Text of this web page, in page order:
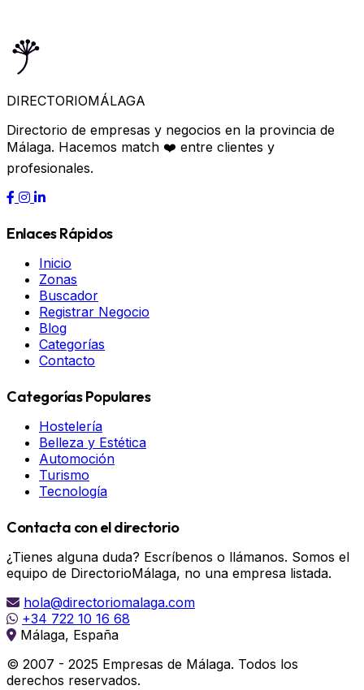
DIRECTORIOMÁLAGA
Directorio de empresas y negocios en la provincia de
Málaga. Hacemos match ❤️ entre clientes y
profesionales.
Enlaces Rápidos
Inicio
Zonas
Buscador
Registrar Negocio
Blog
Categorías
Contacto
Categorías Populares
Hostelería
Belleza y Estética
Automoción
Turismo
Tecnología
Contacta con el directorio
¿Tienes alguna duda? Escríbenos o llámanos. Somos el
equipo de DirectorioMálaga, no una empresa listada.
hola@directoriomalaga.com
+34 722 10 16 68
Málaga, España
© 2007 - 2025 Empresas de Málaga. Todos los
derechos reservados.